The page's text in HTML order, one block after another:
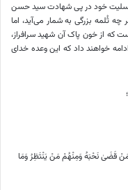
تسلیت خود در پی شهادت سید حسن
ثُلمه بزرگی به شمار می‌آید، اما
که از خون پاک آن شهید سرافراز،
خواهند داد که این وعده خدای
مَنْ قَضَیٰ نَحْبَهُ وَمِنْهُمْ مَنْ یَنْتَظِرُ وَمَا